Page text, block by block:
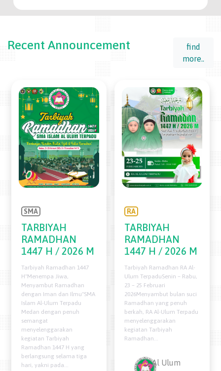
Recent Announcement
find
more..
SMA
TARBIYAH
RAMADHAN
1447 H / 2026 M
Tarbiyah Ramadhan 1447
H"Menempa Jiwa,
Menyambut Ramadhan
dengan Iman dan Ilmu"SMA
Islam Al-Ulum Terpadu
Medan dengan penuh
semangat
menyelenggarakan
kegiatan Tarbiyah
Ramadhan 1447 H yang
berlangsung selama tiga
hari, yakni pada...
RA
TARBIYAH
RAMADHAN
1447 H / 2026 M
Tarbiyah Ramadhan RA Al-
Ulum TerpaduSenin – Rabu,
23 – 25 Februari
2026Menyambut bulan suci
Ramadhan yang penuh
berkah, RA Al-Ulum Terpadu
menyelenggarakan
kegiatan Tarbiyah
Ramadhan...
Al Ulum